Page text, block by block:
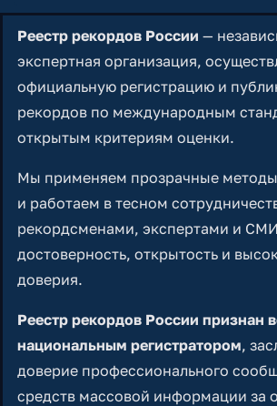
Реестр рекордов России —
экспертная организация,
официальную регистрацию и
рекордов по международным
открытым критериям оценки.
Мы применяем прозрачные
и работаем в тесном
рекордсменами, экспертами и
достоверность, открытость и
доверия.
Реестр рекордов России признан
национальным регистратором,
доверие профессионального
средств массовой информации за